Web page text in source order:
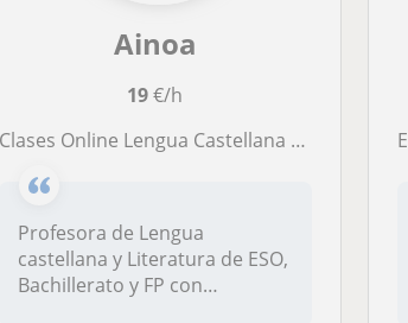
Ainoa
19€/h
Clases Online Lengua Castellana y Literatura para Primaria, Secundaria y EvAU
Profesora de Lengua
castellana y Literatura de ESO,
Bachillerato y FP con